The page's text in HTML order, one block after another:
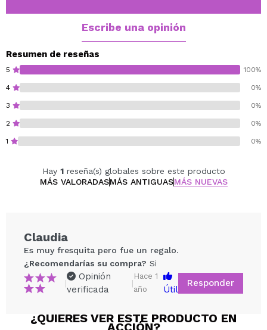
Escribe una opinión
Resumen de reseñas
5 100%
4 0%
3 0%
2 0%
1 0%
Hay 1reseña(s) globales sobre este producto
MÁS VALORADASMÁS ANTIGUASMÁS NUEVAS
Claudia
Es muy fresquita pero fue un regalo.
¿Recomendarías su compra? Si
|
Opinión
verificada
|
Hace 1
año
Útil
Responder
¿QUIERES VER ESTE PRODUCTO EN
ACCIÓN?